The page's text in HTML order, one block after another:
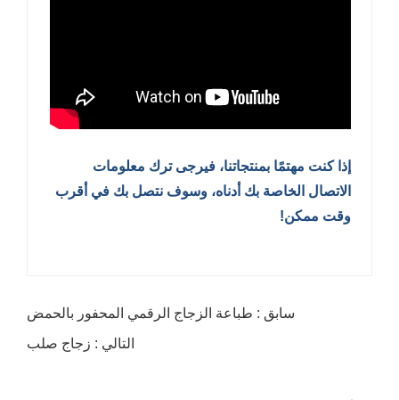
إذا كنت مهتمًا بمنتجاتنا، فيرجى ترك معلومات
الاتصال الخاصة بك أدناه، وسوف نتصل بك في أقرب
وقت ممكن!
سابق : طباعة الزجاج الرقمي المحفور بالحمض
التالي : زجاج صلب